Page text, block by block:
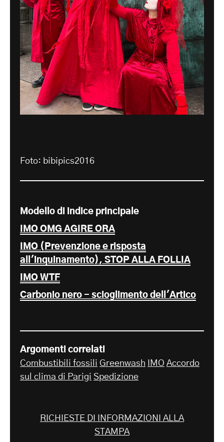
Foto: bibipics2016
Modello di indice principale
IMO OMG AGIRE ORA
IMO (Prevenzione e risposta
all'inquinamento), STOP ALLA FOLLIA
IMO WTF
Carbonio nero - scioglimento dell'Artico
Argomenti correlati
Combustibili fossili Greenwash IMO Accordo
sul clima di Parigi Spedizione
RICHIESTE DI INFORMAZIONI ALLA
STAMPA